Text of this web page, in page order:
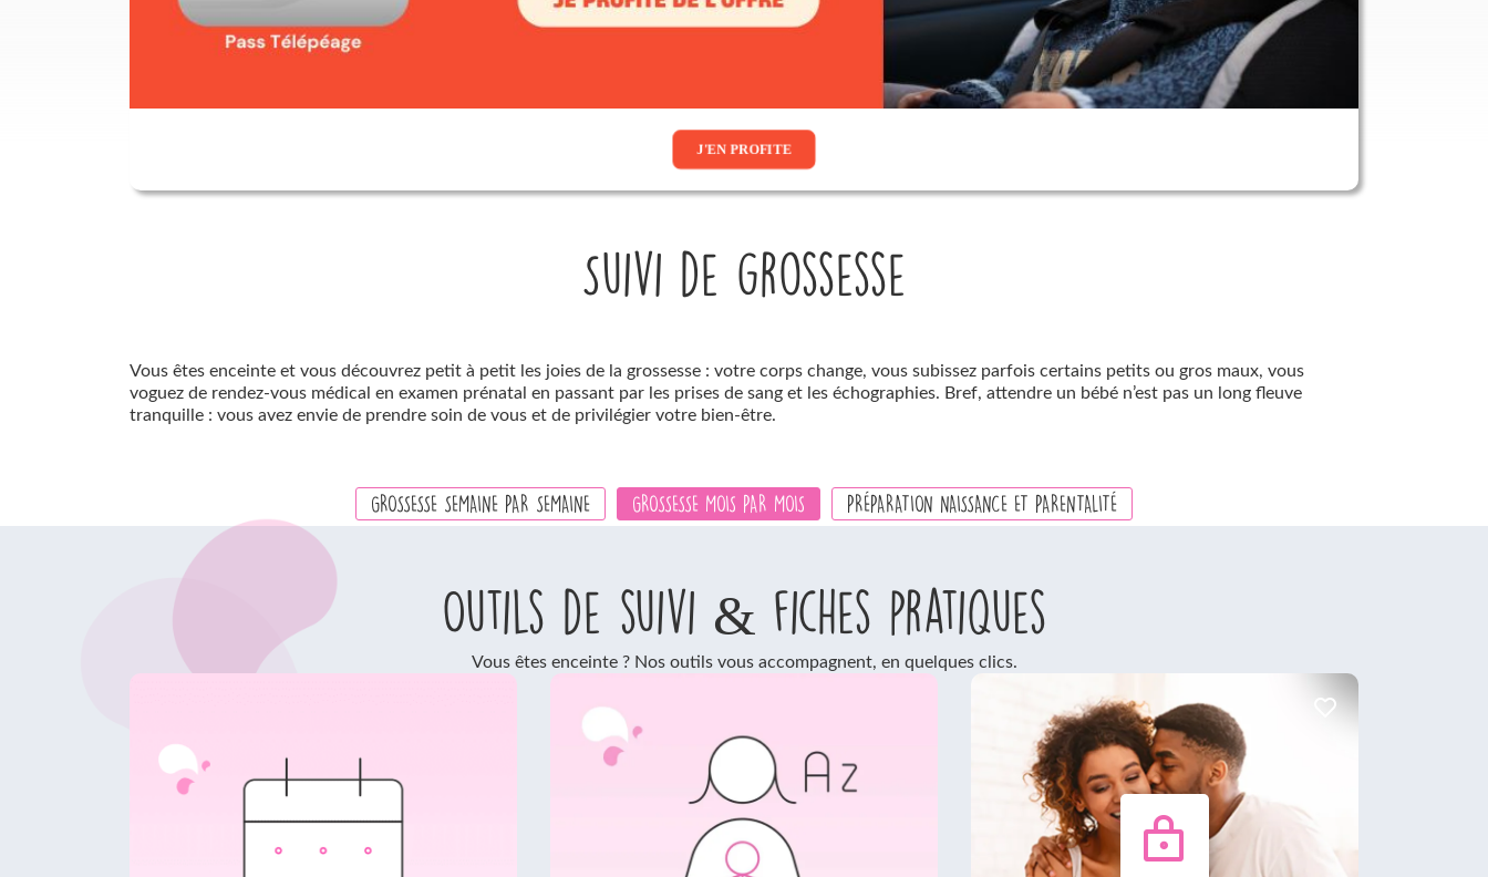
J'EN PROFITE
Suivi de grossesse
Vous êtes enceinte et vous découvrez petit à petit les joies de la grossesse : votre corps change, vous subissez parfois certains petits ou gros maux, vous
voguez de rendez-vous médical en examen prénatal en passant par les prises de sang et les échographies. Bref, attendre un bébé n’est pas un long fleuve
tranquille : vous avez envie de prendre soin de vous et de privilégier votre bien-être.
GROSSESSE SEMAINE PAR SEMAINE GROSSESSE MOIS PAR MOIS PRÉPARATION NAISSANCE ET PARENTALITÉ
Outils de suivi & fiches pratiques
Vous êtes enceinte ? Nos outils vous accompagnent, en quelques clics.